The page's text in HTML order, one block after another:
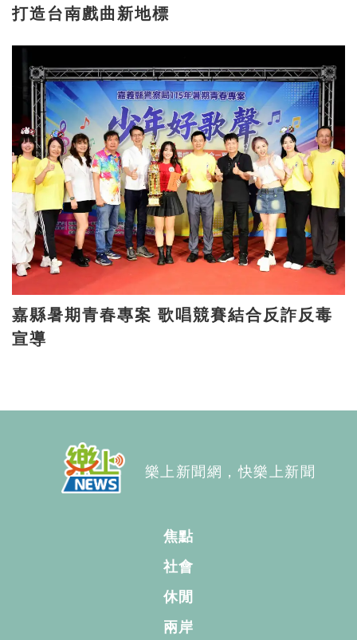
打造台南戲曲新地標
嘉縣暑期青春專案 歌唱競賽結合反詐反毒
宣導
樂上新聞網，快樂上新聞
焦點
社會
休閒
兩岸